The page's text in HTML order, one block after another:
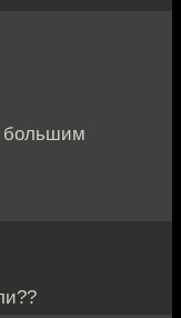
большим